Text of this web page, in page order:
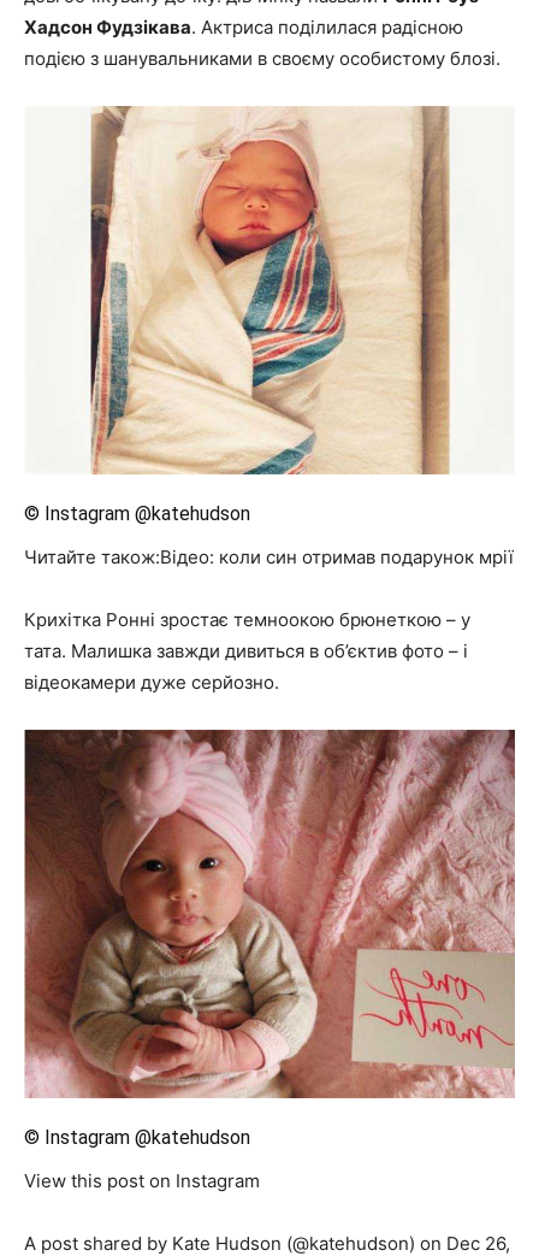
Хадсон Фудзікава. Актриса поділилася радісною
подією з шанувальниками в своєму особистому блозі.
© Instagram @katehudson
Читайте також:Відео: коли син отримав подарунок мрії
Крихітка Ронні зростає темноокою брюнеткою – у
тата. Малишка завжди дивиться в об’єктив фото – і
відеокамери дуже серйозно.
© Instagram @katehudson
View this post on Instagram
A post shared by Kate Hudson (@katehudson) on Dec 26,